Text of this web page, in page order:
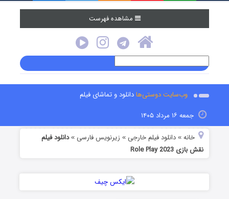
مشاهده فهرست
وب‌سایت دوستی‌هادانلود و تماشای فیلم
جمعه ۱۶ مرداد ۱۴۰۵
خانه »دانلود فیلم خارجی » زیرنویس فارسی »دانلود فیلم
نقش بازی Role Play 2023